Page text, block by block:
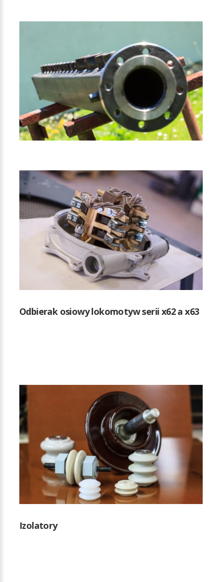
Odbierak osiowy lokomotyw serii x62 a x63
Izolatory